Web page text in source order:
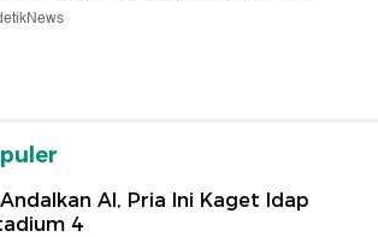
AI, Pria Ini Kaget Idap
4